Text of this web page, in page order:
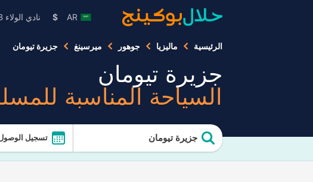
AR
$ نادي الولاء HB
الرئيسية ماليزيا جوهور ميرسينغ جزيرة تيومان
جزيرة تيومان
السياحة المناسبة
جزيرة تيومان تسجيل